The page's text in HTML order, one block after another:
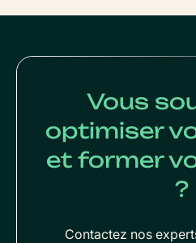
Vous
optimiser
et former
?
Contactez nos